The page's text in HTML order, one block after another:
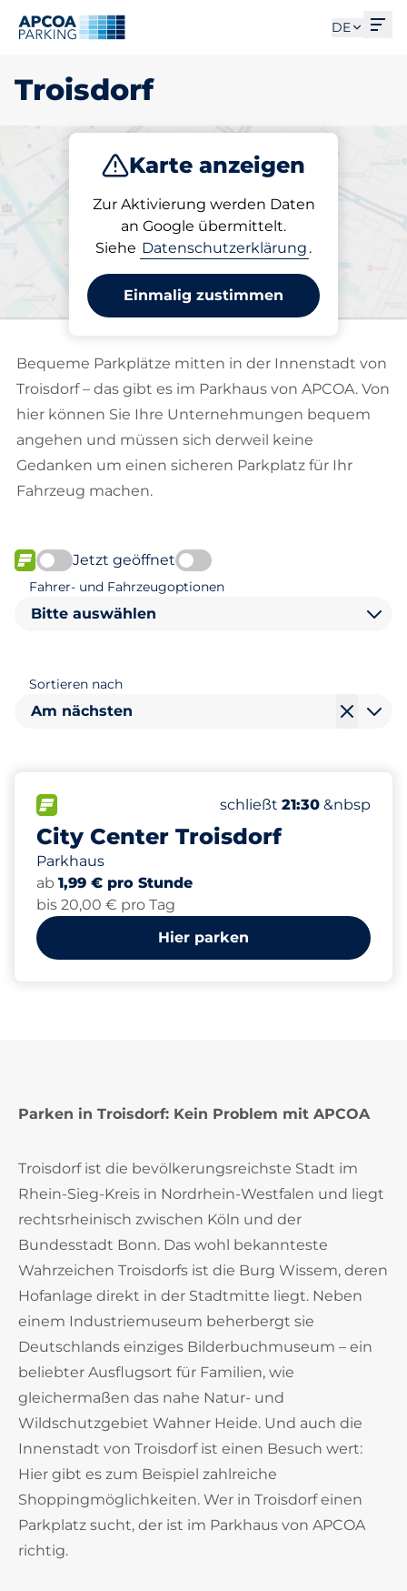
DE
Troisdorf
Karte anzeigen
Zur Aktivierung werden Daten
an Google übermittelt.
Siehe Datenschutzerklärung .
Einmalig zustimmen
Parken Abo
Wählen Sie Ihren Stellplatz
in Troisdorf
Bequeme Parkplätze mitten in der Innenstadt von
Troisdorf – das gibt es im Parkhaus von APCOA. Von
hier können Sie Ihre Unternehmungen bequem
angehen und müssen sich derweil keine
Gedanken um einen sicheren Parkplatz für Ihr
Fahrzeug machen.
FLOW verfügbar
Jetzt geöffnet
Fahrer- und Fahrzeugoptionen
Bitte auswählen
Sortieren nach
Am nächsten
City Center Troisdorf
Parkhaus
FLOW verfügbar&nbspAnzahl der Parkplätze:
Gesamtplätze&nbsp
Frauenparkplätze&nbsp
Freitag&nbsp
schließt 21:30 &nbsp
ab 1,99 € pro Stunde
bis 20,00 € pro Tag
Hier parken
Parken in Troisdorf: Kein Problem mit APCOA
Troisdorf ist die bevölkerungsreichste Stadt im
Rhein-Sieg-Kreis in Nordrhein-Westfalen und liegt
rechtsrheinisch zwischen Köln und der
Bundesstadt Bonn. Das wohl bekannteste
Wahrzeichen Troisdorfs ist die Burg Wissem, deren
Hofanlage direkt in der Stadtmitte liegt. Neben
einem Industriemuseum beherbergt sie
Deutschlands einziges Bilderbuchmuseum – ein
beliebter Ausflugsort für Familien, wie
gleichermaßen das nahe Natur- und
Wildschutzgebiet Wahner Heide. Und auch die
Innenstadt von Troisdorf ist einen Besuch wert:
Hier gibt es zum Beispiel zahlreiche
Shoppingmöglichkeiten. Wer in Troisdorf einen
Parkplatz sucht, der ist im Parkhaus von APCOA
richtig.